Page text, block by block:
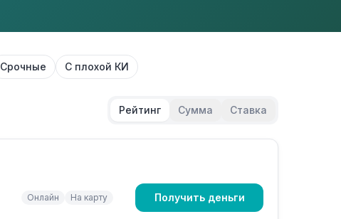
Срочные С плохой КИ
Рейтинг Сумма Ставка
Онлайн На карту Получить деньги